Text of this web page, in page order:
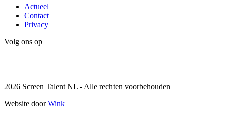
Actueel
Contact
Privacy
Volg ons op
2026 Screen Talent NL - Alle rechten voorbehouden
Website doorWink